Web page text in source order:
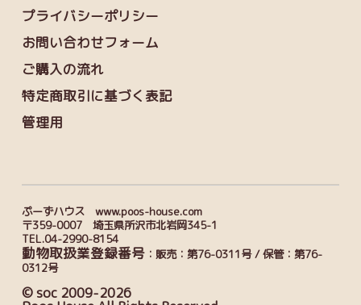
プライバシーポリシー
お問い合わせフォーム
ご購入の流れ
特定商取引に基づく表記
管理用
ぷーずハウス www.poos-house.com
〒359-0007 埼玉県所沢市北岩岡345-1
TEL.04-2990-8154
動物取扱業登録番号：販売：第76-0311号 / 保管：第76-
0312号
© soc 2009-2026